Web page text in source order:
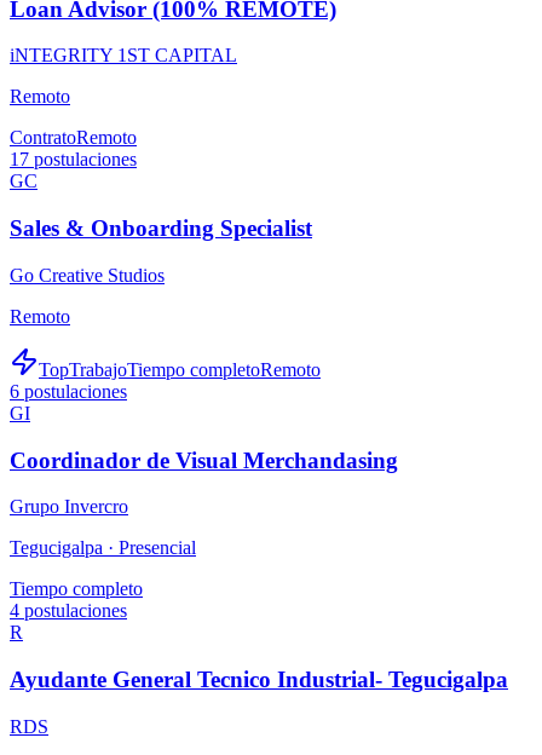
Loan Advisor (100% REMOTE)
iNTEGRITY 1ST CAPITAL
Remoto
ContratoRemoto
17 postulaciones
GC
Sales & Onboarding Specialist
Go Creative Studios
Remoto
TopTrabajoTiempo completoRemoto
6 postulaciones
GI
Coordinador de Visual Merchandasing
Grupo Invercro
Tegucigalpa · Presencial
Tiempo completo
4 postulaciones
R
Ayudante General Tecnico Industrial- Tegucigalpa
RDS